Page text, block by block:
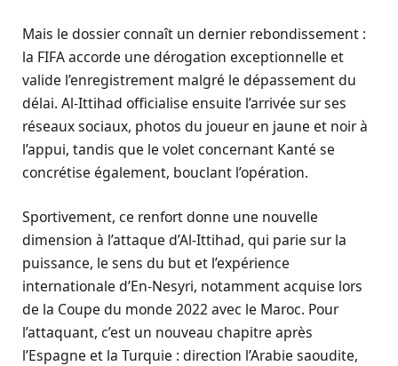
Mais le dossier connaît un dernier rebondissement :
la FIFA accorde une dérogation exceptionnelle et
valide l’enregistrement malgré le dépassement du
délai. Al-Ittihad officialise ensuite l’arrivée sur ses
réseaux sociaux, photos du joueur en jaune et noir à
l’appui, tandis que le volet concernant Kanté se
concrétise également, bouclant l’opération.
Sportivement, ce renfort donne une nouvelle
dimension à l’attaque d’Al-Ittihad, qui parie sur la
puissance, le sens du but et l’expérience
internationale d’En-Nesyri, notamment acquise lors
de la Coupe du monde 2022 avec le Maroc. Pour
l’attaquant, c’est un nouveau chapitre après
l’Espagne et la Turquie : direction l’Arabie saoudite,